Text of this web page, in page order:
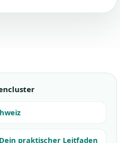
praktischer Leitfaden